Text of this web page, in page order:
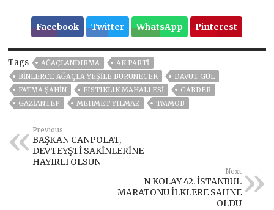
Facebook Twitter WhatsApp Pinterest
Tags AĞAÇLANDIRMA
AK PARTİ
BİNLERCE AĞAÇLA YEŞİLE BÜRÜNECEK
DAVUT GÜL
FATMA ŞAHİN
FISTIKLIK MAHALLESİ
GABDER
GAZIANTEP
MEHMET YILMAZ TMMOB
Previous
BAŞKAN CANPOLAT,
DEVTEYŞTİ SAKİNLERİNE
HAYIRLI OLSUN
Next
N KOLAY 42. İSTANBUL
MARATONU İLKLERE SAHNE
OLDU